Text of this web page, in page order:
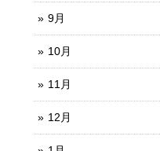
9月
10月
11月
12月